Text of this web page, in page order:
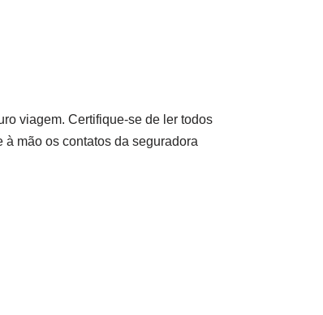
viagem. Certifique-se de ler todos
mão os contatos da seguradora